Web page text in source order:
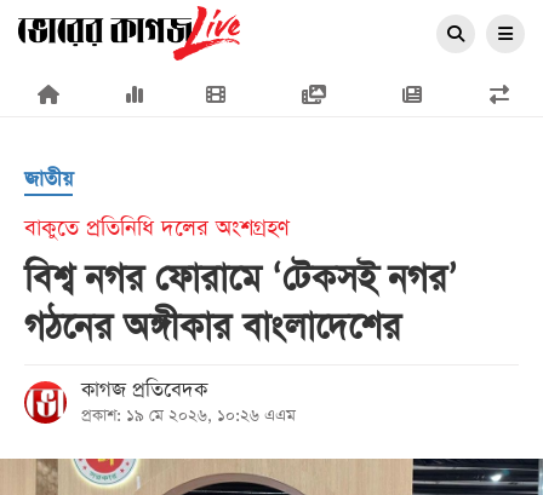
×
প্রচ্ছদ
জাতীয়
রাজনীতি
আন্তর্জাতিক
জাতীয়
বাকুতে প্রতিনিধি দলের অংশগ্রহণ
বিশ্ব নগর ফোরামে ‘টেকসই নগর’
গঠনের অঙ্গীকার বাংলাদেশের
কাগজ প্রতিবেদক
প্রকাশ: ১৯ মে ২০২৬, ১০:২৬ এএম